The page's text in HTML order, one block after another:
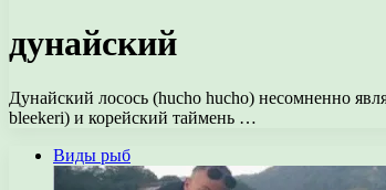
дунайский
Дунайский лосось (hucho hucho) несомненно
bleekeri) и корейский таймень …
Виды рыб